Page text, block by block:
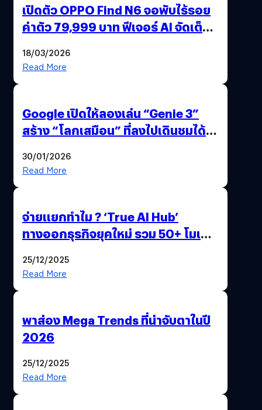
เปิดตัว OPPO Find N6 จอพับไร้รอย
ค่าตัว 79,999 บาท ฟีเจอร์ AI จัดเต็ม
18/03/2026
Read More
Google เปิดให้ลองเล่น “Genie 3”
สร้าง “โลกเสมือน” ที่ลงไปเดินชมได้
30/01/2026
Read More
จ่ายแยกทำไม ? ‘True AI Hub’
ทางออกธุรกิจยุคใหม่ รวม 50+ โมเดล
25/12/2025
Read More
พาส่อง Mega Trends ที่น่าจับตาในปี
2026
25/12/2025
Read More